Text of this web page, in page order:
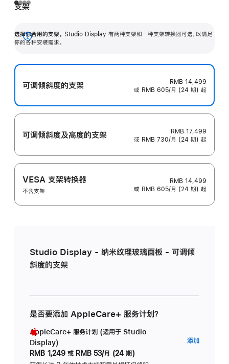
支架
选择你合用的支架。 Studio Display 有两种支架和一种支架转换器可选，以满足
你的各种安装需求。
展
可调倾斜度的支架
RMB 14,499
或 RMB 605/月 (24 期) 起
可调倾斜度及高‍度的支‍架
RMB 17,499
或 RMB 730/月 (24 期) 起
VESA 支架转换器
不含支架
RMB 14,499
或 RMB 605/月 (24 期) 起
Studio Display - 纳米纹理玻璃面板 - 可调倾
斜度的支架
是否要添加 AppleCare+ 服务计划？
AppleCare+ 服务计划 (适用于 Studio
Display)
RMB 1,249 或 RMB 53/月 (24 期)
添加